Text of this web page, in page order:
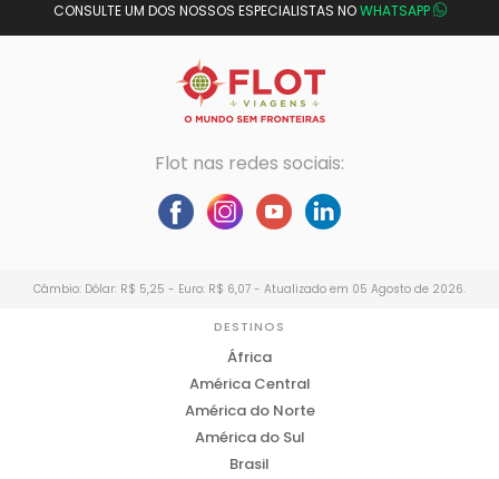
CONSULTE UM DOS NOSSOS ESPECIALISTAS NOWHATSAPP
Flot nas redes sociais:
Câmbio: Dólar: R$ 5,25 - Euro: R$ 6,07 - Atualizado em 05 Agosto de 2026.
DESTINOS
África
América Central
América do Norte
América do Sul
Brasil